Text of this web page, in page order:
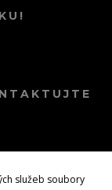
služeb soubory